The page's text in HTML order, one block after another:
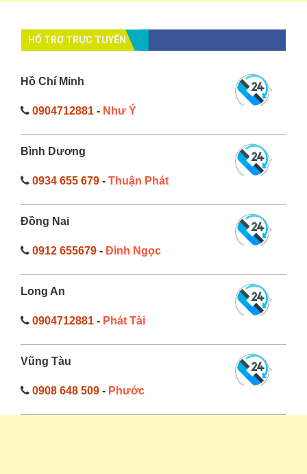
HỔ TRỢ TRỰC TUYẾN
Hồ Chí Minh
0904712881 - Như Ý
Bình Dương
0934 655 679 - Thuận Phát
Đồng Nai
0912 655679 - Đình Ngọc
Long An
0904712881 - Phát Tài
Vũng Tàu
0908 648 509 - Phước